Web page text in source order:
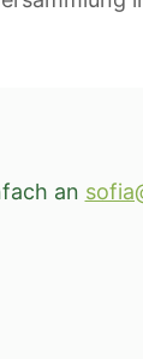
an